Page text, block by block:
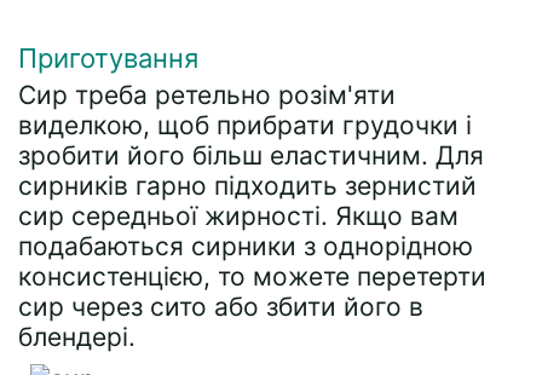
Приготування
Сир треба ретельно розім'яти
виделкою, щоб прибрати грудочки і
зробити його більш еластичним. Для
сирників гарно підходить зернистий
сир середньої жирності. Якщо вам
подабаються сирники з однорідною
консистенцією, то можете перетерти
сир через сито або збити його в
блендері.